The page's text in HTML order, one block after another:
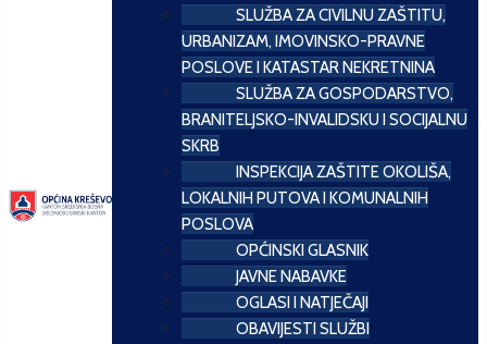
SLUŽBA ZA CIVILNU ZAŠTITU,
URBANIZAM, IMOVINSKO-PRAVNE
POSLOVE I KATASTAR NEKRETNINA
SLUŽBA ZA GOSPODARSTVO,
BRANITELJSKO-INVALIDSKU I SOCIJALNU
SKRB
INSPEKCIJA ZAŠTITE OKOLIŠA,
LOKALNIH PUTOVA I KOMUNALNIH
POSLOVA
OPĆINSKI GLASNIK
JAVNE NABAVKE
OGLASI I NATJEČAJI
OBAVIJESTI SLUŽBI